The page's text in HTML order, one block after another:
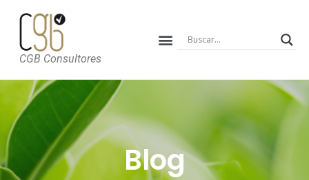
CGB Consultores
Blog